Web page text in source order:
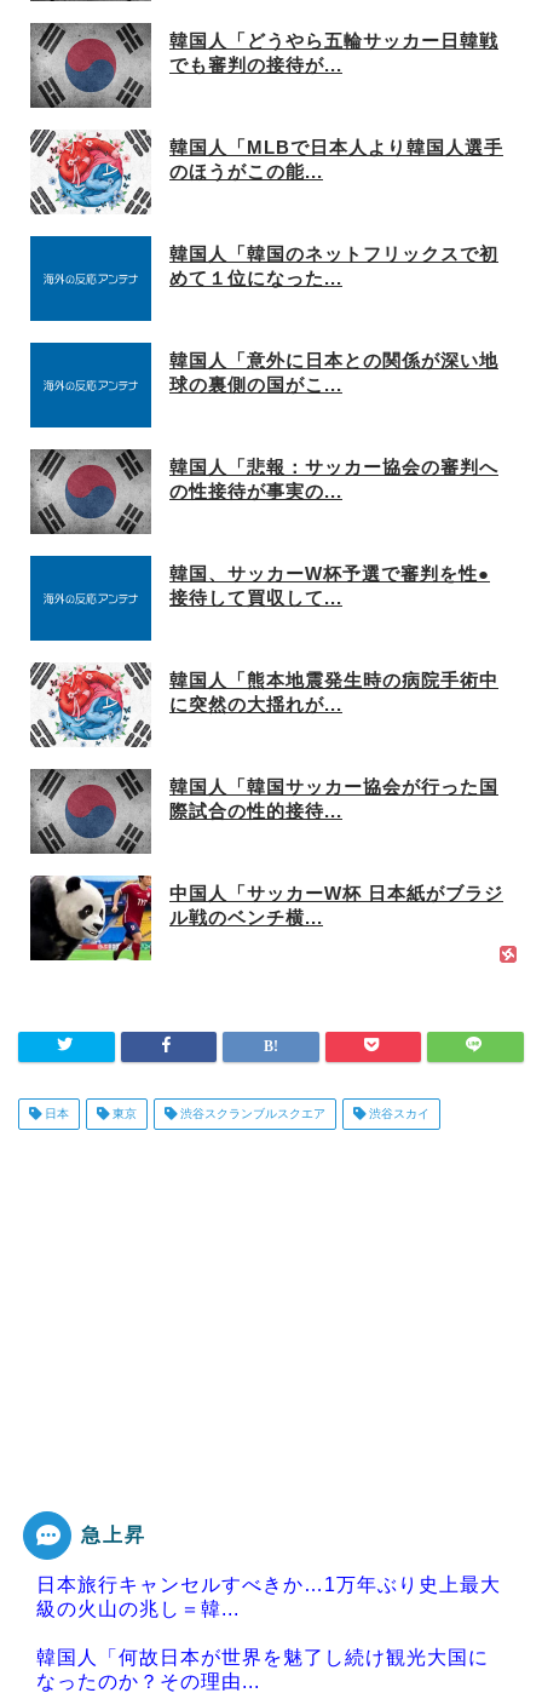
韓国人「どうやら五輪サッカー日韓戦
でも審判の接待が...
韓国人「MLBで日本人より韓国人選手
のほうがこの能...
韓国人「韓国のネットフリックスで初
めて１位になった...
韓国人「意外に日本との関係が深い地
球の裏側の国がこ...
韓国人「悲報：サッカー協会の審判へ
の性接待が事実の...
韓国、サッカーW杯予選で審判を性●
接待して買収して...
韓国人「熊本地震発生時の病院手術中
に突然の大揺れが...
韓国人「韓国サッカー協会が行った国
際試合の性的接待...
中国人「サッカーW杯 日本紙がブラジ
ル戦のベンチ横...
日本 東京 渋谷スクランブルスクエア 渋谷スカイ
急上昇
日本旅行キャンセルすべきか…1万年ぶり史上最大
級の火山の兆し＝韓...
韓国人「何故日本が世界を魅了し続け観光大国に
なったのか？その理由...